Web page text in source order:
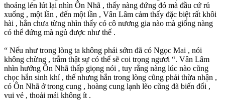
thoảng lén lút lại nhìn Ôn Nhã , thấy nàng đứng đó mà đầu cứ rủ
xuống , một lần , đến một lần , Vân Lâm cảm thấy đặc biệt rất khôi
hài , hắn chưa từng nhìn thấy có cô nương gia nào mà giống nàng
có thể đứng mà ngủ được như thế .
“ Nếu như trong lòng ta không phải sớm đã có Ngọc Mai , nói
không chừng , trẫm thật sự có thể sẽ coi trọng ngươi “. Vân Lâm
nhìn hướng Ôn Nhã thấp giọng nói , tuy rằng nàng lúc nào cũng
chọc hắn sinh khí , thế nhưng hắn trong lòng cũng phải thừa nhận ,
có Ôn Nhã ở trong cung , hoàng cung lạnh lẽo cũng đã biến đổi ,
vui vẻ , thoải mái không ít .